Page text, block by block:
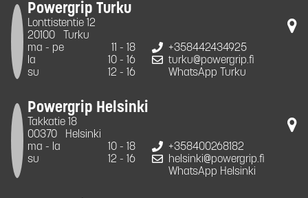
Powergrip Turku
Lonttistentie 12
20100
Turku
ma - pe
11 - 18
la
10 - 16
su
12 - 16
+358442434925
turku@powergrip.fi
WhatsApp Turku
Powergrip Helsinki
Takkatie 18
00370
Helsinki
ma - la
10 - 18
su
12 - 16
+358400268182
helsinki@powergrip.fi
WhatsApp Helsinki